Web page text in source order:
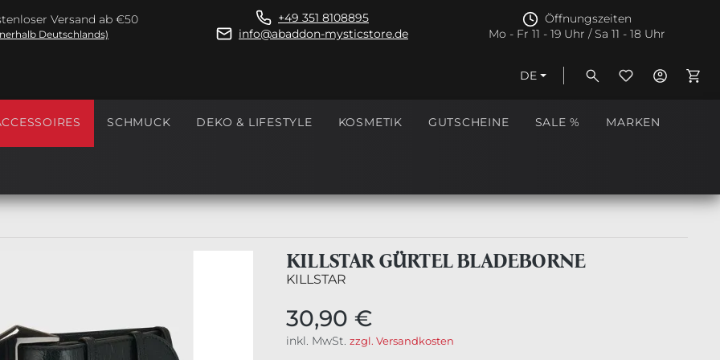
Versand ab €50
Deutschlands)
+49 351 8108895
info@abaddon-mysticstore.de
Öffnungszeiten
Mo - Fr 11 - 19 Uhr / Sa 11 - 18 Uhr
DE
SCHMUCK DEKO & LIFESTYLE KOSMETIK GUTSCHEINE SALE % MARKEN
KILLSTAR GÜRTEL BLADEBORNE
KILLSTAR
30,90 €
inkl. MwSt. zzgl. Versandkosten